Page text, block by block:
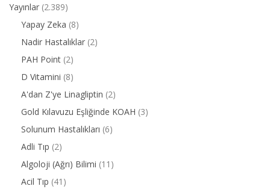
Yayınlar (2.389)
Yapay Zeka (8)
Nadir Hastalıklar (2)
PAH Point (2)
D Vitamini (8)
A'dan Z'ye Linagliptin (2)
Gold Kılavuzu Eşliğinde KOAH (3)
Solunum Hastalıkları (6)
Adli Tıp (2)
Algoloji (Ağrı) Bilimi (11)
Acil Tıp (41)